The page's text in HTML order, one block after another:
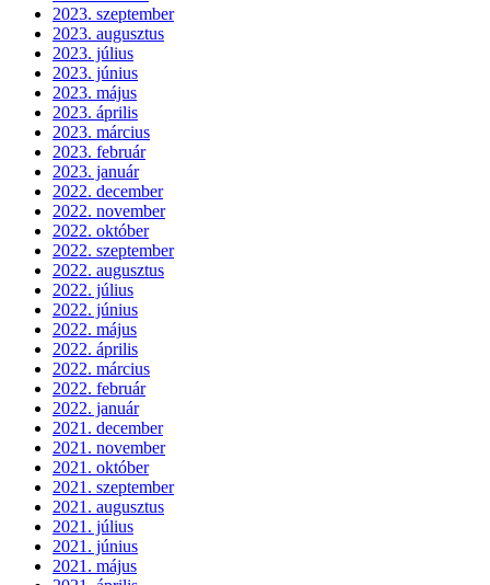
2023. szeptember
2023. augusztus
2023. július
2023. június
2023. május
2023. április
2023. március
2023. február
2023. január
2022. december
2022. november
2022. október
2022. szeptember
2022. augusztus
2022. július
2022. június
2022. május
2022. április
2022. március
2022. február
2022. január
2021. december
2021. november
2021. október
2021. szeptember
2021. augusztus
2021. július
2021. június
2021. május